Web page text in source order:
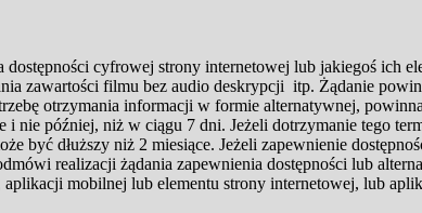
cyfrowej strony internetowej lub jakiegoś ich
zawartości filmu bez audio deskrypcji itp. Żądanie
otrzymania informacji w formie alternatywnej,
nie później, niż w ciągu 7 dni. Jeżeli dotrzymanie tego
być dłuższy niż 2 miesiące. Jeżeli zapewnienie
realizacji żądania zapewnienia dostępności lub
mobilnej lub elementu strony internetowej, lub